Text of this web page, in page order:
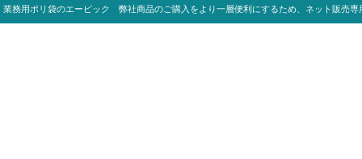
業務用ポリ袋のエービック 弊社商品のご購入をより一層便利にするため、ネット販売